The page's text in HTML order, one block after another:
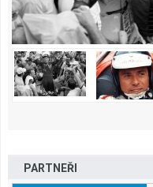
PARTNEŘI